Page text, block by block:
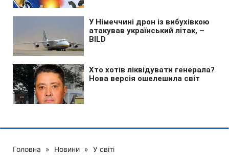
Головна » Новини » У світі